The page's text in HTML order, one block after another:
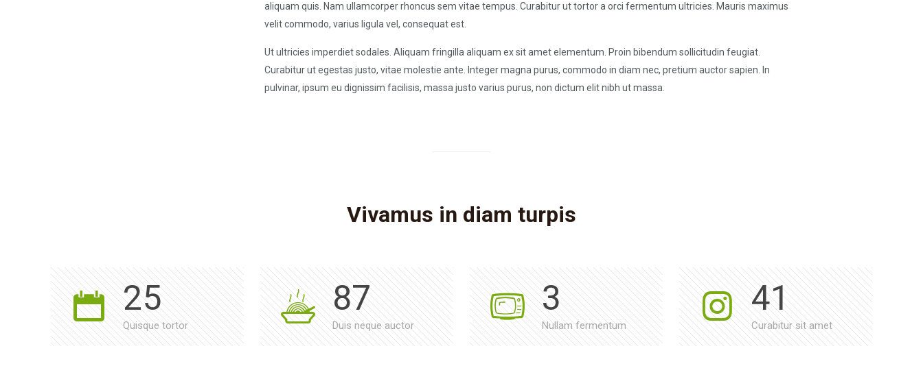
aliquam quis. Nam ullamcorper rhoncus sem vitae tempus. Curabitur ut tortor a orci fermentum ultricies. Mauris maximus
velit commodo, varius ligula vel, consequat est.
Ut ultricies imperdiet sodales. Aliquam fringilla aliquam ex sit amet elementum. Proin bibendum sollicitudin feugiat.
Curabitur ut egestas justo, vitae molestie ante. Integer magna purus, commodo in diam nec, pretium auctor sapien. In
pulvinar, ipsum eu dignissim facilisis, massa justo varius purus, non dictum elit nibh ut massa.
Vivamus in diam turpis
25
Quisque tortor
87
Duis neque auctor
3
Nullam fermentum
41
Curabitur sit amet